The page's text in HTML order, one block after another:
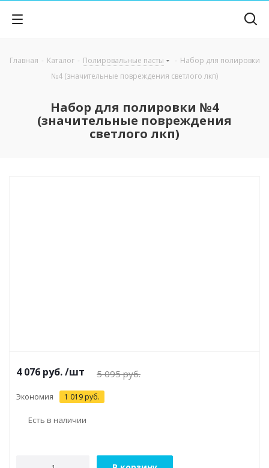
Главная - Каталог - Полировальные пасты - Набор для полировки
№4 (значительные повреждения светлого лкп)
Набор для полировки №4
(значительные повреждения
светлого лкп)
4 076 руб./шт 5 095руб.
Экономия 1 019 руб.
Есть в наличии